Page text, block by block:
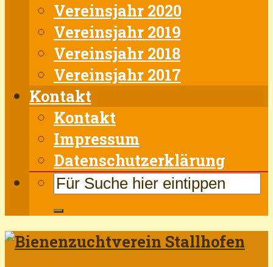
Vereinsjahr 2020
Vereinsjahr 2019
Vereinsjahr 2018
Vereinsjahr 2017
Kontakt
Kontakt
Impressum
Datenschutzerklärung